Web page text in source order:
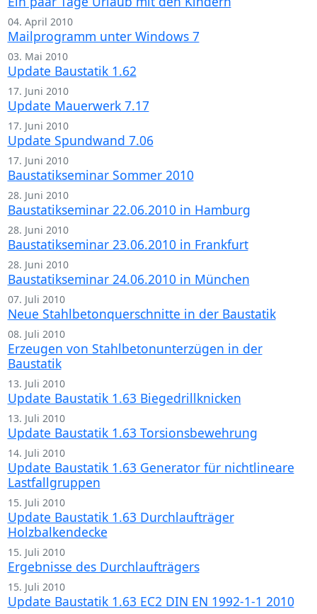
04. April 2010
Mailprogramm unter Windows 7
03. Mai 2010
Update Baustatik 1.62
17. Juni 2010
Update Mauerwerk 7.17
17. Juni 2010
Update Spundwand 7.06
17. Juni 2010
Baustatikseminar Sommer 2010
28. Juni 2010
Baustatikseminar 22.06.2010 in Hamburg
28. Juni 2010
Baustatikseminar 23.06.2010 in Frankfurt
28. Juni 2010
Baustatikseminar 24.06.2010 in München
07. Juli 2010
Neue Stahlbetonquerschnitte in der Baustatik
08. Juli 2010
Erzeugen von Stahlbetonunterzügen in der
Baustatik
13. Juli 2010
Update Baustatik 1.63 Biegedrillknicken
13. Juli 2010
Update Baustatik 1.63 Torsionsbewehrung
14. Juli 2010
Update Baustatik 1.63 Generator für nichtlineare
Lastfallgruppen
15. Juli 2010
Update Baustatik 1.63 Durchlaufträger
Holzbalkendecke
15. Juli 2010
Ergebnisse des Durchlaufträgers
15. Juli 2010
Update Baustatik 1.63 EC2 DIN EN 1992-1-1 2010